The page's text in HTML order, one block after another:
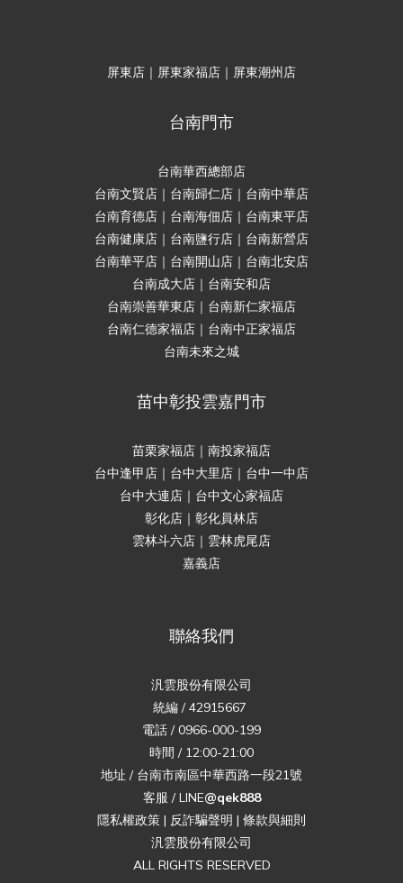
屏東店｜屏東家福店｜屏東潮州店
台南門市
台南華西總部店
台南文賢店｜台南歸仁店｜台南中華店
台南育德店｜台南海佃店｜台南東平店
台南健康店｜台南鹽行店｜台南新營店
台南華平店｜台南開山店｜台南北安店
台南成大店｜台南安和店
台南崇善華東店｜台南新仁家福店
台南仁德家福店｜台南中正家福店
台南未來之城
苗中彰投雲嘉門市
苗栗家福店｜南投家福店
台中逢甲店｜台中大里店｜台中一中店
台中大連店｜台中文心家福店
彰化店｜彰化員林店
雲林斗六店｜雲林虎尾店
嘉義店
聯絡我們
汎雲股份有限公司
統編 / 42915667
電話 / 0966-000-199
時間 / 12:00-21:00
地址 / 台南市南區中華西路一段21號
客服 / LINE@qek888
隱私權政策 | 反詐騙聲明 | 條款與細則
汎雲股份有限公司
ALL RIGHTS RESERVED